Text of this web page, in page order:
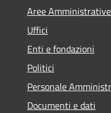
Aree Amministrative
Uffici
Enti e fondazioni
Politici
Personale
Documenti e dati